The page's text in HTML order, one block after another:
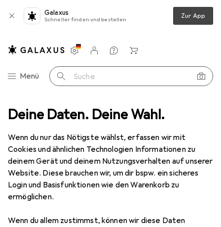
Deine Daten. Deine Wahl.
Wenn du nur das Nötigste wählst, erfassen wir mit
Cookies und ähnlichen Technologien Informationen zu
deinem Gerät und deinem Nutzungsverhalten auf unserer
Website. Diese brauchen wir, um dir bspw. ein sicheres
Login und Basisfunktionen wie den Warenkorb zu
ermöglichen.
Wenn du allem zustimmst, können wir diese Daten
Galaxus
Schneller finden und bestellen Zur App
Navigation nach Kategorien
Menü Suche
Einstellungen
Kundenkonto
Vergleichslisten
Merklisten
Warenkorb
Zubehör RC Auto Zubehör Tamiya XV-01 G-Teile (Getriebe)
3 Bilder
MENGENRABATT
TamiyaXV-01 G-Teile (Getriebe)
EUR
4,49